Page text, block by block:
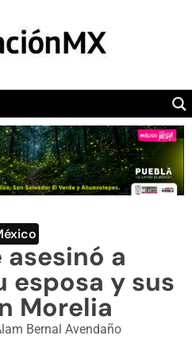
SECTION
a
esposa y sus
Morelia
Bernal Avendaño